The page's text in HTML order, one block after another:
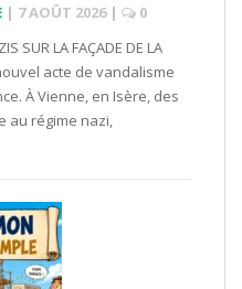
| 7 AOÛT 2026 |
0
SUR LA FAÇADE DE LA
nouvel acte de vandalisme
À Vienne, en Isère, des
au régime nazi,